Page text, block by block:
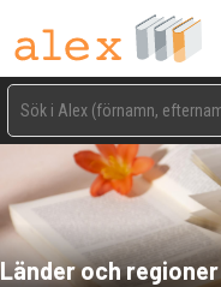
Länder och regioner